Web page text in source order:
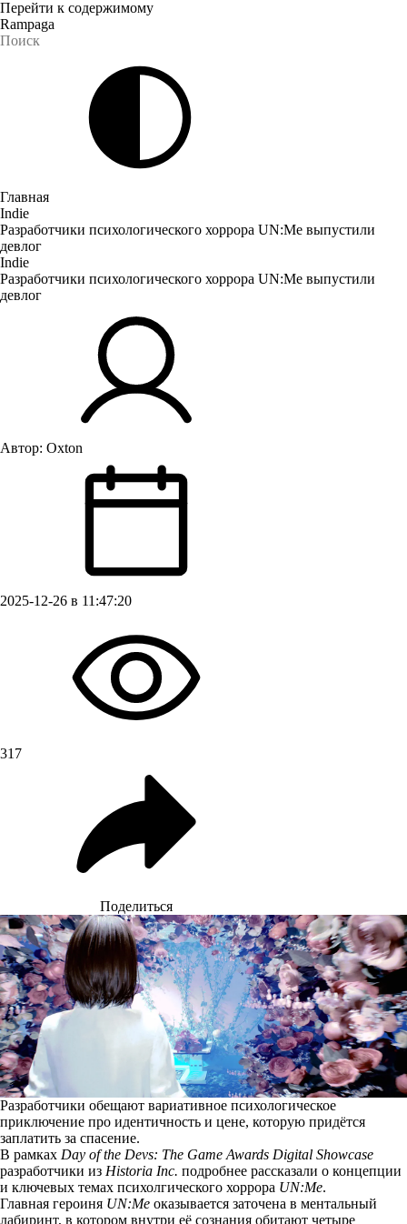
Перейти к содержимому
Rampaga
Главная
Indie
Разработчики психологического хоррора UN:Me выпустили
девлог
Indie
Разработчики психологического хоррора UN:Me выпустили
девлог
Автор: Oxton
2025-12-26 в 11:47:20
317
Поделиться
Разработчики обещают вариативное психологическое
приключение про идентичность и цене, которую придётся
заплатить за спасение.
В рамках Day of the Devs: The Game Awards Digital Showcase
разработчики из Historia Inc. подробнее рассказали о концепции
и ключевых темах психолгического хоррора UN:Me.
Главная героиня UN:Me оказывается заточена в ментальный
лабиринт, в котором внутри её сознания обитают четыре